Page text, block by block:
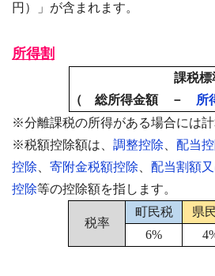
円）」が含まれます。
所得割
課税標
（ 総所得金額 －
所
※分離課税の所得がある場合には計
※税額控除額は、 調整控除 配当
控除
寄附金税額控除
配当割額
控除等の控除額を指します。
税率
町民税
県
6%